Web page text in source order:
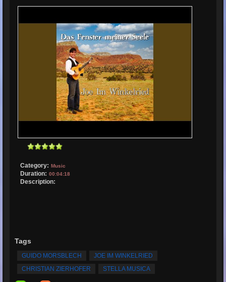
Category: Music
Duration: 00:04:18
Description:
Tags
GUIDO MORSBLECH
JOE IM WINKELRIED
CHRISTIAN ZIERHOFER
STELLA MUSICA